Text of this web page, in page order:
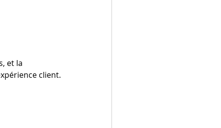
et la
client.